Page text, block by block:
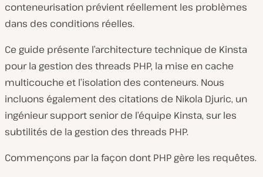
conteneurisation prévient réellement les problèmes
dans des conditions réelles.
Ce guide présente l’architecture technique de Kinsta
pour la gestion des threads PHP, la mise en cache
multicouche et l’isolation des conteneurs. Nous
incluons également des citations de Nikola Djuric, un
ingénieur support senior de l’équipe Kinsta, sur les
subtilités de la gestion des threads PHP.
Commençons par la façon dont PHP gère les requêtes.